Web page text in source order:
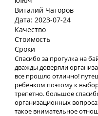
Виталий Чаторов
Дата: 2023-07-24
Качество
Стоимость
Сроки
Спасибо за прогулка на
дважды доверяли
все прошло отлично!
ребёнком поэтому к
трепетно. большое
организационных
такое внимательное